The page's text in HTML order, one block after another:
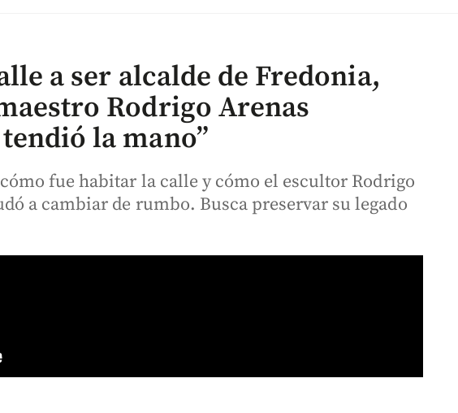
a ser alcalde de Fredonia,
Rodrigo Arenas
la mano”
fue habitar la calle y cómo el escultor Rodrigo
a cambiar de rumbo. Busca preservar su legado